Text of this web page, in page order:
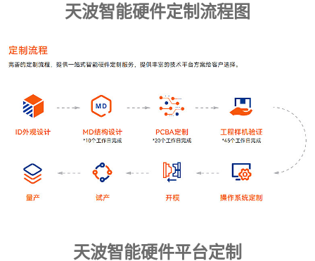
天波智能硬件定制流程图
天波智能硬件平台定制